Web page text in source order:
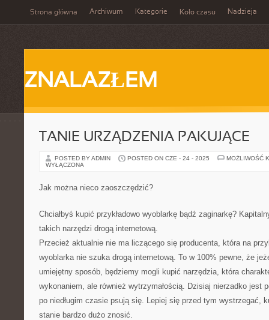
Strona główna Archiwum Kategorie Koło czasu Nadzieja
ZNALAZŁEM
TANIE URZĄDZENIA PAKUJĄCE
POSTED BY ADMIN POSTED ON CZE - 24 - 2025
MOŻLIWOŚĆ
WYŁĄCZONA
Jak można nieco zaoszczędzić?
Chciałbyś kupić przykładowo wyoblarkę bądź zaginarkę?
takich narzędzi drogą internetową.
Przecież aktualnie nie ma liczącego się producenta, która na
wyoblarka nie szuka drogą internetową. To w 100% pewne, że
umiejętny sposób, będziemy mogli kupić narzędzia, która
wykonaniem, ale również wytrzymałością. Dzisiaj nierzadko jest
po niedługim czasie psują się. Lepiej się przed tym wystrzegać,
stanie bardzo dużo znosić.